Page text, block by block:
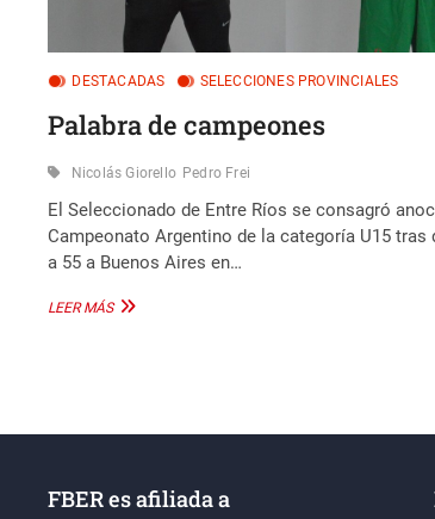
DESTACADAS SELECCIONES PROVINCIALES
Palabra de campeones
Nicolás Giorello Pedro Frei
El Seleccionado de Entre Ríos se consagró
Campeonato Argentino de la categoría U15 tras
a 55 a Buenos Aires en…
LEER MÁSPALABRA
FBER es afiliada a